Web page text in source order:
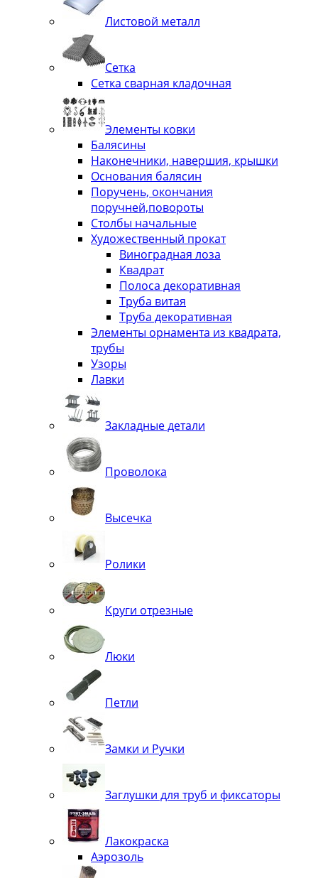
Листовой металл
Сетка
Сетка сварная кладочная
Элементы ковки
Балясины
Наконечники, навершия, крышки
Основания балясин
Поручень, окончания
поручней,повороты
Столбы начальные
Художественный прокат
Виноградная лоза
Квадрат
Полоса декоративная
Труба витая
Труба декоративная
Элементы орнамента из квадрата,
трубы
Узоры
Лавки
Закладные детали
Проволока
Высечка
Ролики
Круги отрезные
Люки
Петли
Замки и Ручки
Заглушки для труб и фиксаторы
Лакокраска
Аэрозоль